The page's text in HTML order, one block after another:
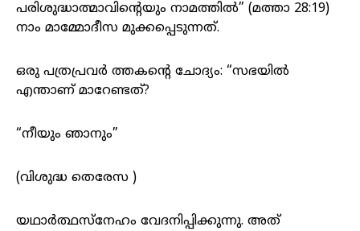
പരിശുദ്ധാത്മ‌ാവിന്റെയും നാമത്തിൽ” (മത്താ 28:19)
നാം മാമ്മോദീസ മുക്കപ്പെടുന്നത്.
ഒരു പത്രപ്രവർ ത്തകൻ്റെ ചോദ്യം: “സഭയിൽ
എന്താണ് മാറേണ്ടത്?
“നീയും ഞാനും”
(വിശുദ്ധ തെരേസ )
യഥാർത്ഥസ്നേഹം വേദനിപ്പിക്കുന്നു. അത്